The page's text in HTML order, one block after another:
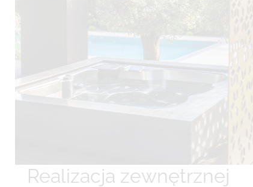
Realizacja zewnętrznej